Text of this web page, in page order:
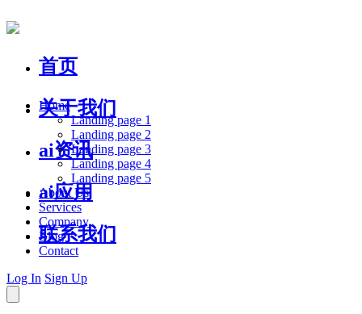
首页
关于我们
ai资讯
ai应用
联系我们
Home
Landing page 1
Landing page 2
Landing page 3
Landing page 4
Landing page 5
About Us
Services
Company
Blog
Contact
Log In Sign Up